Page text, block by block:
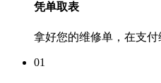
凭单取表
拿好您的维修单，在支付
01